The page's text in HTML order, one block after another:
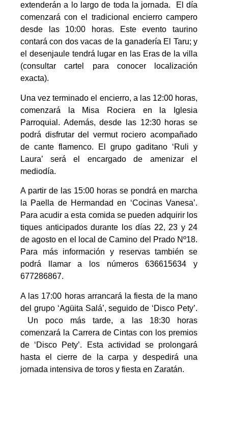
extenderán a lo largo de toda la jornada. El día
comenzará con el tradicional encierro campero
desde las 10:00 horas. Este evento taurino
contará con dos vacas de la ganadería El Taru; y
el desenjaule tendrá lugar en las Eras de la villa
(consultar cartel para conocer localización
exacta).
Una vez terminado el encierro, a las 12:00 horas,
comenzará la Misa Rociera en la Iglesia
Parroquial. Además, desde las 12:30 horas se
podrá disfrutar del vermut rociero acompañado
de cante flamenco. El grupo gaditano ‘Ruli y
Laura’ será el encargado de amenizar el
mediodía.
A partir de las 15:00 horas se pondrá en marcha
la Paella de Hermandad en ‘Cocinas Vanesa’.
Para acudir a esta comida se pueden adquirir los
tiques anticipados durante los días 22, 23 y 24
de agosto en el local de Camino del Prado Nº18.
Para más información y reservas también se
podrá llamar a los números 636615634 y
677286867.
A las 17:00 horas arrancará la fiesta de la mano
del grupo ‘Agüita Salá’, seguido de ‘Disco Pety’.
Un poco más tarde, a las 18:30 horas
comenzará la Carrera de Cintas con los premios
de ‘Disco Pety’. Esta actividad se prolongará
hasta el cierre de la carpa y despedirá una
jornada intensiva de toros y fiesta en Zaratán.